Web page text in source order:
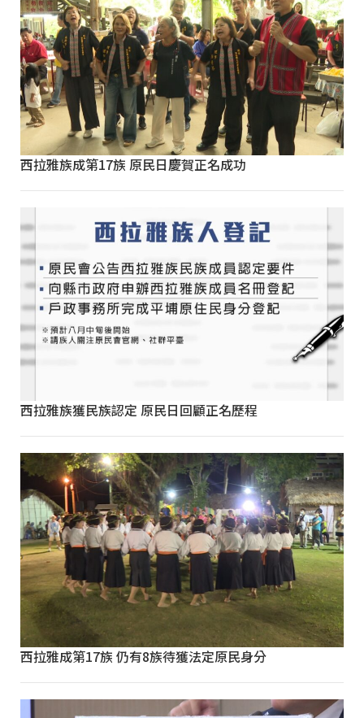
西拉雅族成第17族 原民日慶賀正名成功
西拉雅族獲民族認定 原民日回顧正名歷程
西拉雅成第17族 仍有8族待獲法定原民身分